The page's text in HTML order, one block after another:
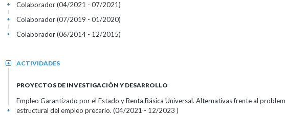
Colaborador (04/2021 - 07/2021)
+
Colaborador (07/2019 - 01/2020)
+
Colaborador (06/2014 - 12/2015)
+
ACTIVIDADES
+
PROYECTOS DE INVESTIGACIÓN Y DESARROLLO
Empleo Garantizado por el Estado y Renta Básica Universal. Alternativas frente al
estructural del empleo precario. (04/2021 - 12/2023 )
+